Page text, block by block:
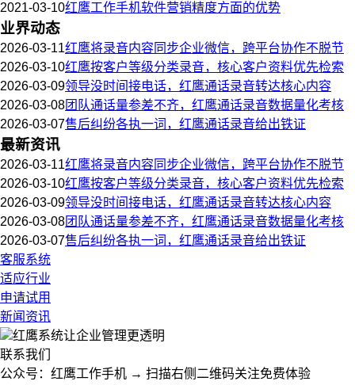
2021-03-10红鹰工作手机软件营销精度方面的优势
业界动态
2026-03-11红鹰将录音内容同步企业微信，跨平台协作不脱节
2026-03-10红鹰按客户等级分类录音，核心客户资料优先检索
2026-03-09领导没时间接电话，红鹰通话录音转达核心内容
2026-03-08团队通话量参差不齐，红鹰通话录音数据量化考核
2026-03-07售后纠纷各执一词，红鹰通话录音给出铁证
最新资讯
2026-03-11红鹰将录音内容同步企业微信，跨平台协作不脱节
2026-03-10红鹰按客户等级分类录音，核心客户资料优先检索
2026-03-09领导没时间接电话，红鹰通话录音转达核心内容
2026-03-08团队通话量参差不齐，红鹰通话录音数据量化考核
2026-03-07售后纠纷各执一词，红鹰通话录音给出铁证
客服系统
适应行业
申请试用
新闻资讯
红鹰系统让企业管理更透明
联系我们
公众号：红鹰工作手机 → 扫描右侧二维码关注免费体验